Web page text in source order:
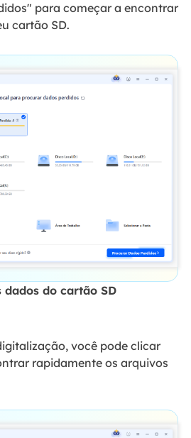
para começar a encontrar
cartão SD.
dados do cartão SD
você pode clicar
rapidamente os arquivos